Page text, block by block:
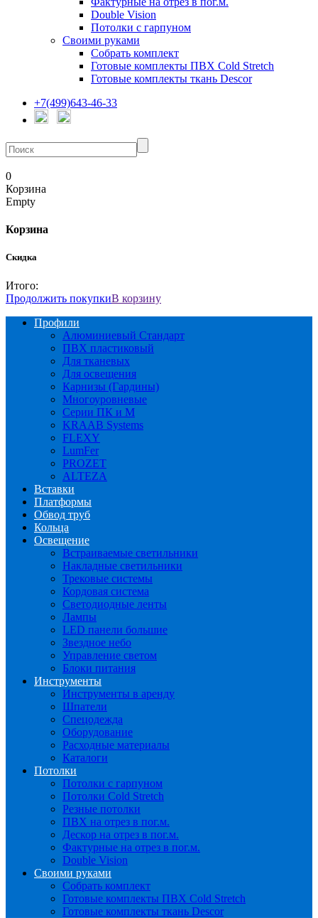
Double Vision
Потолки с гарпуном
Своими руками
Собрать комплект
Готовые комплекты ПВХ Cold Stretch
Готовые комплекты ткань Descor
+7(499)643-46-33
0
Корзина
Empty
Корзина
Скидка
Итого:
Продолжить покупкиВ корзину
Профили
Алюминиевый Стандарт
ПВХ пластиковый
Для тканевых
Для освещения
Карнизы (Гардины)
Многоуровневые
Серии ПК и М
KRAAB Systems
FLEXY
LumFer
PROZET
ALTEZA
Вставки
Платформы
Обвод труб
Кольца
Освещение
Встраиваемые светильники
Накладные светильники
Трековые системы
Кордовая система
Светодиодные ленты
Лампы
LED панели большие
Звездное небо
Управление светом
Блоки питания
Инструменты
Инструменты в аренду
Шпатели
Спецодежда
Оборудование
Расходные материалы
Каталоги
Потолки
Потолки с гарпуном
Потолки Cold Stretch
Резные потолки
ПВХ на отрез в пог.м.
Дескор на отрез в пог.м.
Фактурные на отрез в пог.м.
Double Vision
Своими руками
Собрать комплект
Готовые комплекты ПВХ Cold Stretch
Готовые комплекты ткань Descor